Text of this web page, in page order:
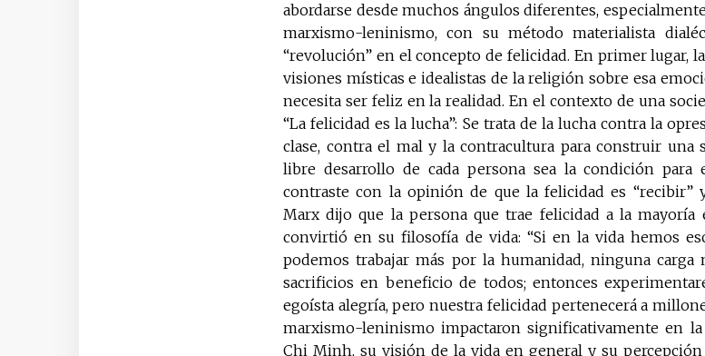
abordarse desde muchos ángulos diferentes,
marxismo-leninismo, con su método materialista
“revolución” en el concepto de felicidad. En primer lugar,
visiones místicas e idealistas de la religión sobre esa
necesita ser feliz en la realidad. En el contexto de una
“La felicidad es la lucha”: Se trata de la lucha contra la
clase, contra el mal y la contracultura para construir una
libre desarrollo de cada persona sea la condición
contraste con la opinión de que la felicidad es “recibir”
Marx dijo que la persona que trae felicidad a la mayoría
convirtió en su filosofía de vida: “Si en la vida hemos
podemos trabajar más por la humanidad, ninguna carga
sacrificios en beneficio de todos; entonces
egoísta alegría, pero nuestra felicidad pertenecerá a
marxismo-leninismo impactaron significativamente en
Chi Minh, su visión de la vida en general y su